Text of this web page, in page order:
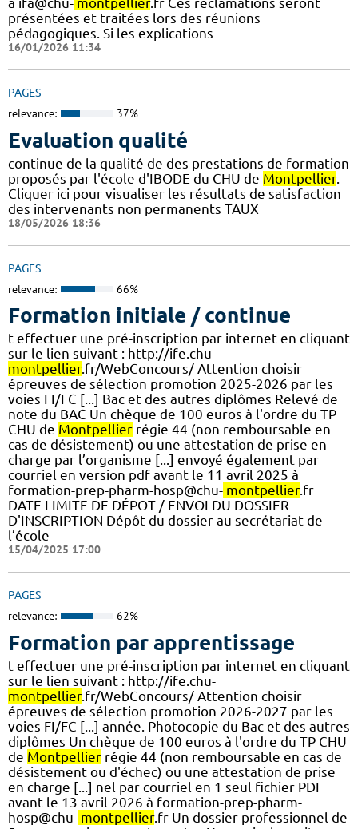
présentées et traitées lors des réunions
pédagogiques. Si les explications
16/01/2026 11:34
PAGES
relevance: 37%
Evaluation qualité
continue de la qualité de des prestations de formation
proposés par l'école d'IBODE du CHU de Montpellier.
Cliquer ici pour visualiser les résultats de satisfaction
des intervenants non permanents TAUX
18/05/2026 18:36
PAGES
relevance: 66%
Formation initiale / continue
t effectuer une pré-inscription par internet en cliquant
sur le lien suivant : http://ife.chu-
montpellier.fr/WebConcours/ Attention choisir
épreuves de sélection promotion 2025-2026 par les
voies FI/FC [...] Bac et des autres diplômes Relevé de
note du BAC Un chèque de 100 euros à l'ordre du TP
CHU de Montpellier régie 44 (non remboursable en
cas de désistement) ou une attestation de prise en
charge par l’organisme [...] envoyé également par
courriel en version pdf avant le 11 avril 2025 à
formation-prep-pharm-hosp@chu- montpellier.fr
DATE LIMITE DE DÉPOT / ENVOI DU DOSSIER
D'INSCRIPTION Dépôt du dossier au secrétariat de
l’école
15/04/2025 17:00
PAGES
relevance: 62%
Formation par apprentissage
t effectuer une pré-inscription par internet en cliquant
sur le lien suivant : http://ife.chu-
montpellier.fr/WebConcours/ Attention choisir
épreuves de sélection promotion 2026-2027 par les
voies FI/FC [...] année. Photocopie du Bac et des autres
diplômes Un chèque de 100 euros à l'ordre du TP CHU
de Montpellier régie 44 (non remboursable en cas de
désistement ou d'échec) ou une attestation de prise
en charge [...] nel par courriel en 1 seul fichier PDF
avant le 13 avril 2026 à formation-prep-pharm-
hosp@chu- montpellier.fr Un dossier professionnel de